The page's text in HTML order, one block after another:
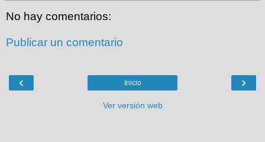
No hay comentarios:
Publicar un comentario
‹ ›
Inicio
Ver versión web